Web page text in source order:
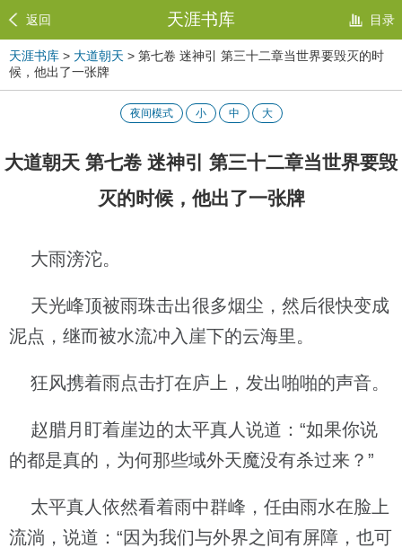
返回 天涯书库 目录
天涯书库 > 大道朝天 > 第七卷 迷神引 第三十二章当世界要毁灭的时
候，他出了一张牌
夜间模式 小 中 大
大道朝天 第七卷 迷神引 第三十二章当世界要毁
灭的时候，他出了一张牌
大雨滂沱。
天光峰顶被雨珠击出很多烟尘，然后很快变成
泥点，继而被水流冲入崖下的云海里。
狂风携着雨点击打在庐上，发出啪啪的声音。
赵腊月盯着崖边的太平真人说道：“如果你说
的都是真的，为何那些域外天魔没有杀过来？”
太平真人依然看着雨中群峰，任由雨水在脸上
流淌，说道：“因为我们与外界之间有屏障，也可